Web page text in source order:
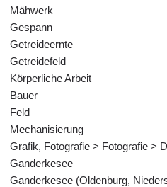
Mähwerk
Gespann
Getreideernte
Getreidefeld
Körperliche Arbeit
Bauer
Feld
Mechanisierung
Grafik, Fotografie > Fotografie >
Ganderkesee
Ganderkesee (Oldenburg,